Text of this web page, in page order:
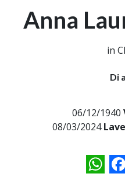
Anna
in
Di
06/12/1940
08/03/2024